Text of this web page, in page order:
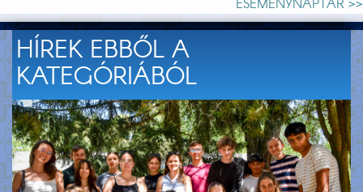
ESEMÉNYNAPTÁR >>
HÍREK EBBŐL A
KATEGÓRIÁBÓL